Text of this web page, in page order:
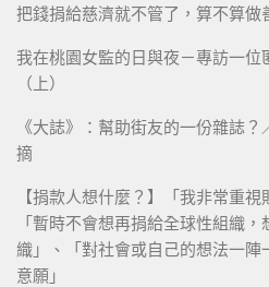
把錢捐給慈濟就不管了，算不算做
我在桃園女監的日與夜－專訪一位
（上）
《大誌》：幫助街友的一份雜誌
摘
【捐款人想什麼？】「我非常重
「暫時不會想再捐給全球性組織
織」、「對社會或自己的想法一陣
意願」